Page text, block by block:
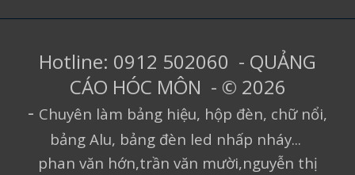
Hotline: 0912 502060 - QUẢNG
CÁO HÓC MÔN - © 2026
- Chuyên làm bảng hiệu, hộp đèn, chữ nổi,
bảng Alu, bảng đèn led nhấp nháy...
phan văn hớn,trần văn mười,nguyễn thị